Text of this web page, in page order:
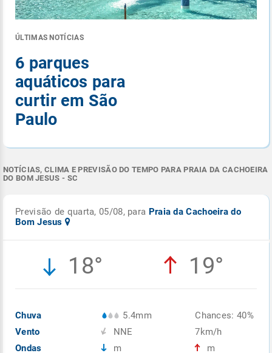
ÚLTIMAS NOTÍCIAS
6 parques
aquáticos para
curtir em São
Paulo
NOTÍCIAS, CLIMA E PREVISÃO DO TEMPO PARA PRAIA DA CACHOEIRA
DO BOM JESUS - SC
Previsão de quarta, 05/08, para Praia da Cachoeira do
Bom Jesus
18° 19°
Chuva
Vento
Ondas
5.4mm
NNE
m
Chances: 40%
7km/h
m